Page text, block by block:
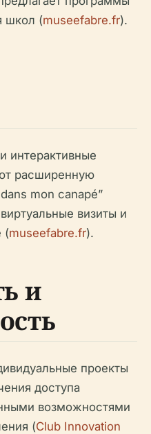
школ (museefabre.fr).
интерактивные
расширенную
mon canapé”
визиты и
(museefabre.fr).
и
проекты
доступа
возможностями
(Club Innovation